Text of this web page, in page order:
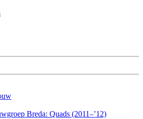
Breda: Quads (2011–’12)